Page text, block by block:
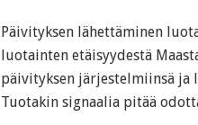
Päivityksen lähettäminen
luotainten etäisyydestä
päivityksen järjestelmiinsä ja
Tuotakin signaalia pitää